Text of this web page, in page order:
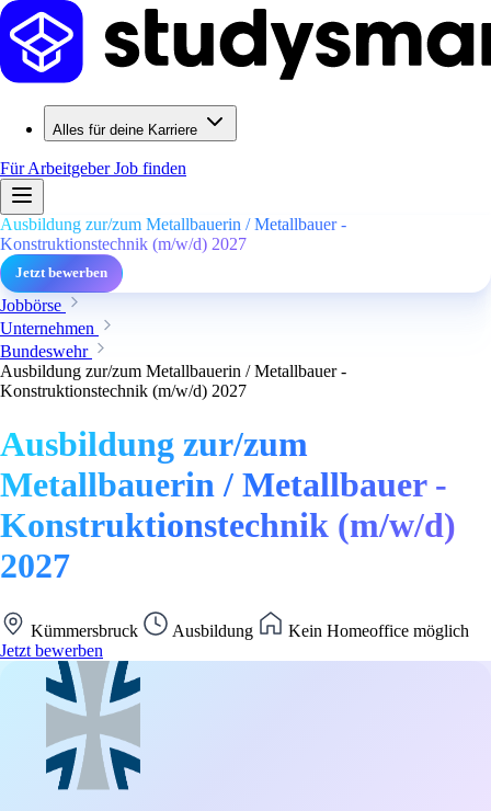
Alles für deine Karriere
Für ArbeitgeberJob finden
Ausbildung zur/zum Metallbauerin / Metallbauer -
Konstruktionstechnik (m/w/d) 2027
Jetzt bewerben
Jobbörse
Unternehmen
Bundeswehr
Ausbildung zur/zum Metallbauerin / Metallbauer -
Konstruktionstechnik (m/w/d) 2027
Ausbildung zur/zum
Metallbauerin / Metallbauer -
Konstruktionstechnik (m/w/d)
2027
Kümmersbruck Ausbildung
Kein Homeoffice möglich
Jetzt bewerben